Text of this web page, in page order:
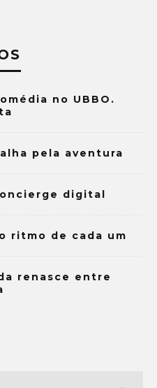
no UBBO.
pela aventura
digital
ritmo de cada um
renasce entre